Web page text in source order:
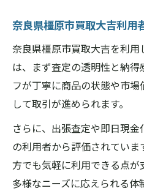
奈良県橿原市買取大吉利用
奈良県橿原市買取大吉を利
は、まず査定の透明性と納得
フが丁寧に商品の状態や市
して取引が進められます。
さらに、出張査定や即日現
の利用者から評価されてい
方でも気軽に利用できる点
多様なニーズに応えられる体